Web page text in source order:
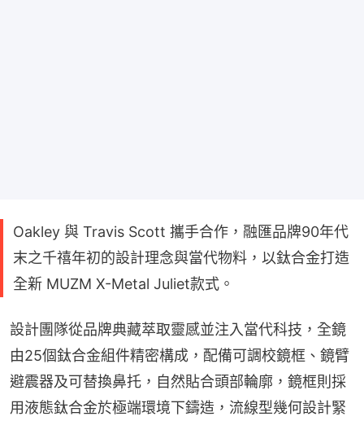
Oakley 與 Travis Scott 攜手合作，融匯品牌90年代
末之千禧年初的設計理念與當代物料，以鈦合金打造
全新 MUZM X-Metal Juliet款式。
設計團隊從品牌典藏萃取靈感並注入當代科技，全鏡
由25個鈦合金組件精密構成，配備可調校鏡框、鏡臂
避震器及可替換鼻托，自然貼合頭部輪廓，鏡框則採
用液態鈦合金於極端環境下鑄造，流線型幾何設計緊